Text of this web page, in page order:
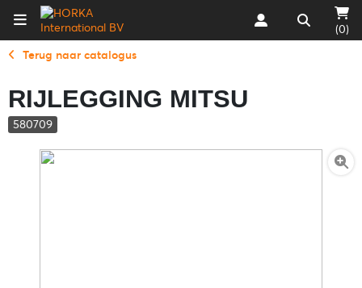
(0)
Terug naar catalogus
RIJLEGGING MITSU
580709